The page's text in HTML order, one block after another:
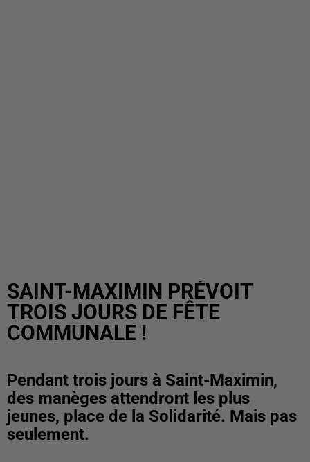
SAINT-MAXIMIN PRÉVOIT
TROIS JOURS DE FÊTE
COMMUNALE !
Pendant trois jours à Saint-Maximin,
des manèges attendront les plus
jeunes, place de la Solidarité. Mais pas
seulement.